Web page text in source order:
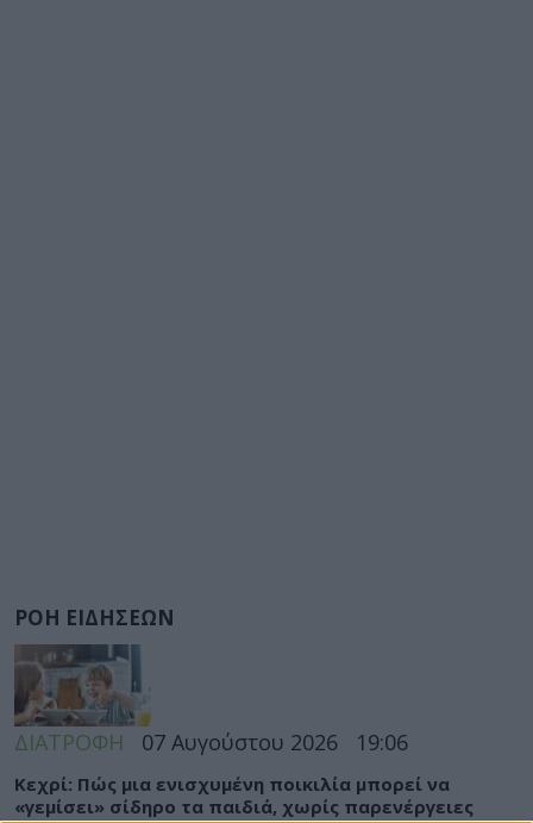
ΡΟΗ ΕΙΔΗΣΕΩΝ
ΔΙΑΤΡΟΦΗ 07 Αυγούστου 2026 19:06
Κεχρί: Πώς μια ενισχυμένη ποικιλία μπορεί να
«γεμίσει» σίδηρο τα παιδιά, χωρίς παρενέργειες